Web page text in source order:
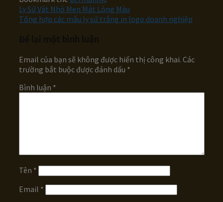
Ly Sứ Vát Nhỏ Men Mát Lòng Màu
Tổng hợp các mẫu ly sứ trắng in logo doanh nghiệp
Email của bạn sẽ không được hiển thị công khai. Các
trường bắt buộc được đánh dấu *
Bình luận *
Tên *
Email *